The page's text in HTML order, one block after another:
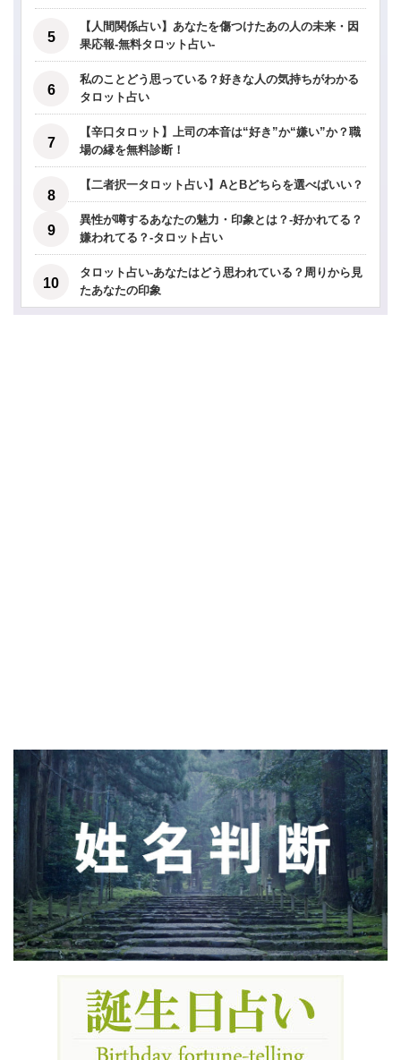
【人間関係占い】あなたを傷つけたあの人の未来・因
果応報-無料タロット占い-
私のことどう思っている？好きな人の気持ちがわかる
タロット占い
【辛口タロット】上司の本音は“好き”か“嫌い”か？職
場の縁を無料診断！
【二者択一タロット占い】AとBどちらを選べばいい？
異性が噂するあなたの魅力・印象とは？-好かれてる？
嫌われてる？-タロット占い
タロット占い-あなたはどう思われている？周りから見
たあなたの印象